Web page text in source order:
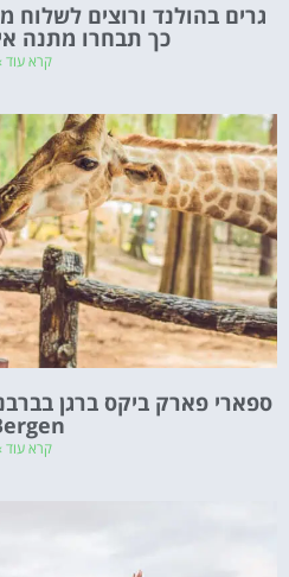
גרים בהולנד ורוצים
כך תבחרו מתנה
קרא עוד
קרא עוד